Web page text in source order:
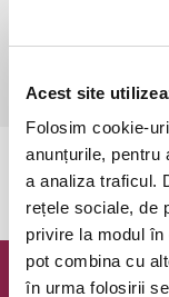
Acest site
Folosim cookie-
anunțurile, pentru
a analiza traficul.
rețele sociale, de
privire la modul
pot combina cu
în urma folosirii
înainte de spectacol.
Informații